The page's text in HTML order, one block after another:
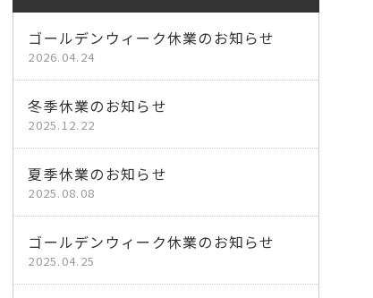
ゴールデンウィーク休業のお知らせ
2026.04.24
冬季休業のお知らせ
2025.12.22
夏季休業のお知らせ
2025.08.08
ゴールデンウィーク休業のお知らせ
2025.04.25